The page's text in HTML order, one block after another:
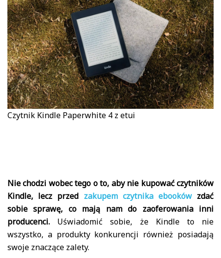
Czytnik Kindle Paperwhite 4 z etui
Nie chodzi wobec tego o to, aby nie kupować czytników
Kindle, lecz przed zakupem czytnika ebookówzdać
sobie sprawę, co mają nam do zaoferowania inni
producenci. Uświadomić sobie, że Kindle to nie
wszystko, a produkty konkurencji również posiadają
swoje znaczące zalety.